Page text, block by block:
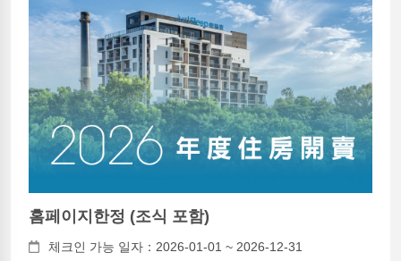
홈페이지한정 (조식 포함)
체크인 가능 일자：2026-01-01 ~ 2026-12-31